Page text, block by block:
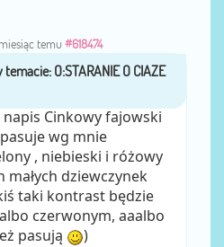
temu #618474
ferritka
Cinkowy fajowski
wg mnie
, niebieski i różowy
dziewczynek
taki kontrast będzie
czerwonym, aaalbo
pasują
)